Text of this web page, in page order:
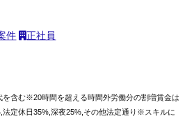
件 正社員
含む※20時間を超える時間外労働分の割増賃金は
定休日35%,深夜25%,その他法定通り※スキルに